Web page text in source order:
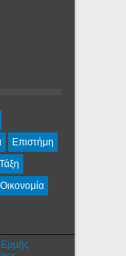
Επιστήμη
Οικονομία
Ερμής